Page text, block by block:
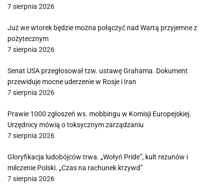
7 sierpnia 2026
Już we wtorek będzie można połączyć nad Wartą przyjemne z
pożytecznym
7 sierpnia 2026
Senat USA przegłosował tzw. ustawę Grahama. Dokument
przewiduje mocne uderzenie w Rosje i Iran
7 sierpnia 2026
Prawie 1000 zgłoszeń ws. mobbingu w Komisji Europejskiej.
Urzędnicy mówią o toksycznym zarządzaniu
7 sierpnia 2026
Gloryfikacja ludobójców trwa. „Wołyń Pride”, kult rezunów i
milczenie Polski. „Czas na rachunek krzywd”
7 sierpnia 2026